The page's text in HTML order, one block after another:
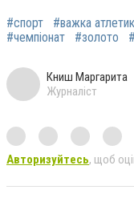
#спорт #важка
#чемпіонат
#золото
Книш Маргарита
Журналіст
Авторизуйтесь, щоб